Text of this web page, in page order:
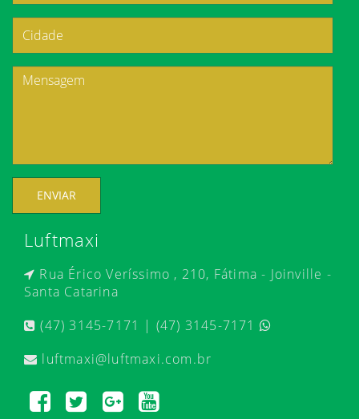
ENVIAR
Luftmaxi
Rua Érico Veríssimo , 210, Fátima - Joinville -
Santa Catarina
(47) 3145-7171 | (47) 3145-7171
luftmaxi@luftmaxi.com.br